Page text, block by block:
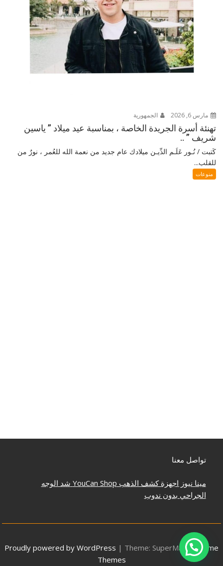
مارس 6, 2026 الجمهورية
تهنئة أسرة الجريدة الخاصة ، بمناسبة عيد ميلاد ” ياسين
شريف ” ..
كَتبت / نُـور عَلَـم الدِّيـن ميلادك عام جديد من نعمة الله للعُمر ، نورٌ من
للقلب...
منوعات
تواصل معنا
مينا نيوز اجهزة كشف الذهب YouCan Shop شد الوجه
الجراحي بدون ندوب
Proudly powered by WordPress | Theme: SuperMag by Acme
Themes